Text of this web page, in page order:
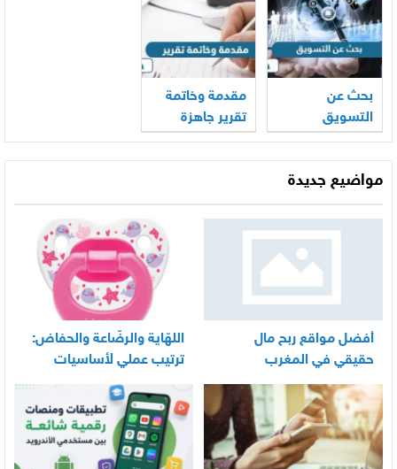
بحث عن
التسويق
مقدمة وخاتمة
تقرير جاهزة
قصيرة تصلح
لاي تقرير
مواضيع جديدة
أفضل مواقع ربح مال
حقيقي في المغرب
اللهّاية والرضّاعة والحفاض:
ترتيب عملي لأساسيات
العناية اليومية بالرضيع